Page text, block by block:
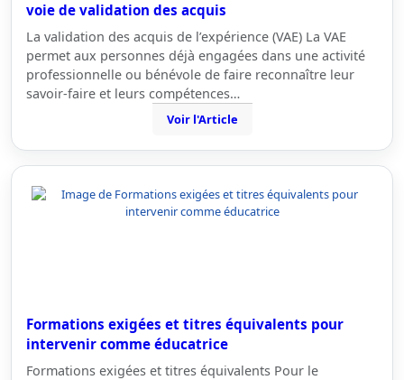
voie de validation des acquis
La validation des acquis de l’expérience (VAE) La VAE
permet aux personnes déjà engagées dans une activité
professionnelle ou bénévole de faire reconnaître leur
savoir-faire et leurs compétences…
Voir l'Article
Formations exigées et titres équivalents pour
intervenir comme éducatrice
Formations exigées et titres équivalents Pour le